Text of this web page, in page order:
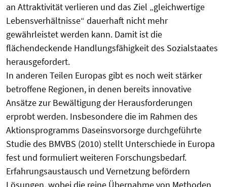
an Attraktivität verlieren und das Ziel „gleichwertige
Lebensverhältnisse“ dauerhaft nicht mehr
gewährleistet werden kann. Damit ist die
flächendeckende Handlungsfähigkeit des Sozialstaates
herausgefordert.
In anderen Teilen Europas gibt es noch weit stärker
betroffene Regionen, in denen bereits innovative
Ansätze zur Bewältigung der Herausforderungen
erprobt werden. Insbesondere die im Rahmen des
Aktionsprogramms Daseinsvorsorge durchgeführte
Studie des BMVBS (2010) stellt Unterschiede in Europa
fest und formuliert weiteren Forschungsbedarf.
Erfahrungsaustausch und Vernetzung befördern
Lösungen, wobei die reine Übernahme von Methoden